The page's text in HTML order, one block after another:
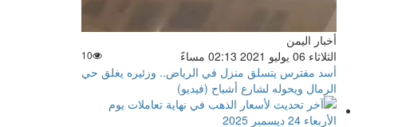
أخبار اليمن
الثلاثاء 06 يوليو 2021 02:13 مساءً
10
أسد مفترس يتسلق منزل في الرياض.. وزئيره يغلق حي
الرمال ويحوله لشارع أشباح (فيديو)